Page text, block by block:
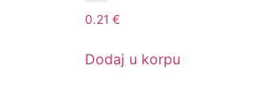
Ocenjeno
sa
5
0.21 €
Dodaj u korpu